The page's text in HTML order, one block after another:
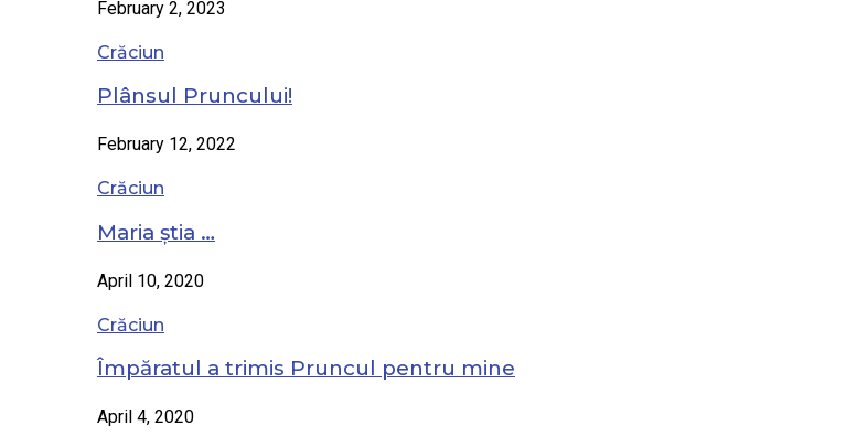
February 2, 2023
Crăciun
Plânsul Pruncului!
February 12, 2022
Crăciun
Maria știa …
April 10, 2020
Crăciun
Împăratul a trimis Pruncul pentru mine
April 4, 2020